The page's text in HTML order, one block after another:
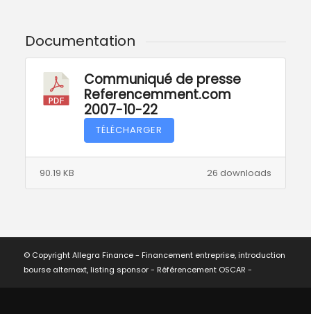
Documentation
Communiqué de presse
Referencemment.com
2007-10-22
TÉLÉCHARGER
26 downloads
90.19 KB
© Copyright Allegra Finance - Financement entreprise, introduction
bourse alternext, listing sponsor - Référencement OSCAR -